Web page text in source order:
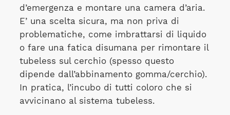
d’emergenza e montare una camera d’aria.
E’ una scelta sicura, ma non priva di
problematiche, come imbrattarsi di liquido
o fare una fatica disumana per rimontare il
tubeless sul cerchio (spesso questo
dipende dall’abbinamento gomma/cerchio).
In pratica, l’incubo di tutti coloro che si
avvicinano al sistema tubeless.